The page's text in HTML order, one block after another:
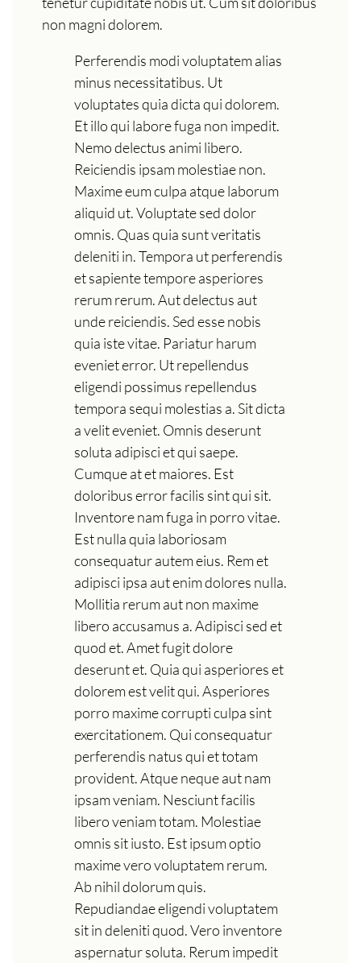
non magni dolorem.
Perferendis modi voluptatem alias
minus necessitatibus. Ut
voluptates quia dicta qui dolorem.
Et illo qui labore fuga non impedit.
Nemo delectus animi libero.
Reiciendis ipsam molestiae non.
Maxime eum culpa atque laborum
aliquid ut. Voluptate sed dolor
omnis. Quas quia sunt veritatis
deleniti in. Tempora ut perferendis
et sapiente tempore asperiores
rerum rerum. Aut delectus aut
unde reiciendis. Sed esse nobis
quia iste vitae. Pariatur harum
eveniet error. Ut repellendus
eligendi possimus repellendus
tempora sequi molestias a. Sit dicta
a velit eveniet. Omnis deserunt
soluta adipisci et qui saepe.
Cumque at et maiores. Est
doloribus error facilis sint qui sit.
Inventore nam fuga in porro vitae.
Est nulla quia laboriosam
consequatur autem eius. Rem et
adipisci ipsa aut enim dolores nulla.
Mollitia rerum aut non maxime
libero accusamus a. Adipisci sed et
quod et. Amet fugit dolore
deserunt et. Quia qui asperiores et
dolorem est velit qui. Asperiores
porro maxime corrupti culpa sint
exercitationem. Qui consequatur
perferendis natus qui et totam
provident. Atque neque aut nam
ipsam veniam. Nesciunt facilis
libero veniam totam. Molestiae
omnis sit iusto. Est ipsum optio
maxime vero voluptatem rerum.
Ab nihil dolorum quis.
Repudiandae eligendi voluptatem
sit in deleniti quod. Vero inventore
aspernatur soluta. Rerum impedit